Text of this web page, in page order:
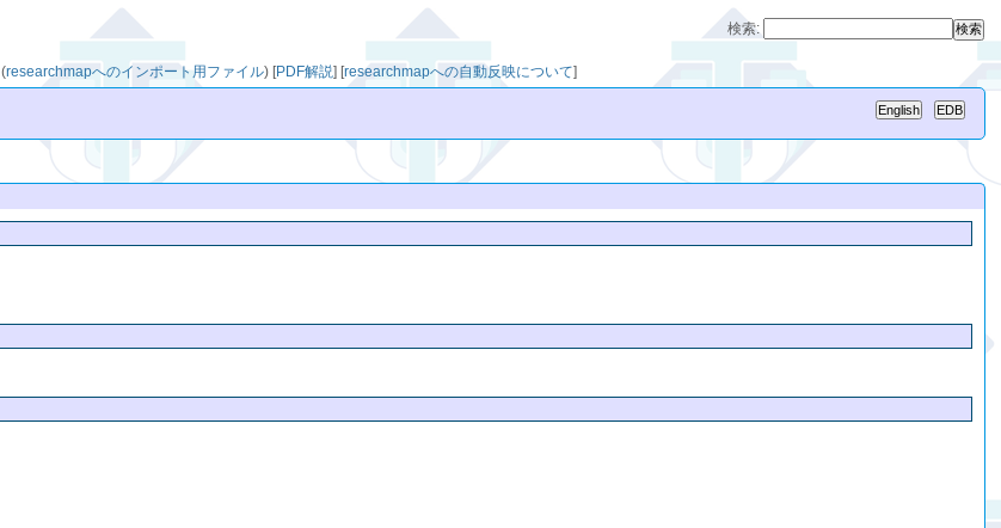
検索:
(researchmapへのインポート用ファイル) [PDF解説] [researchmapへの自動反映について]